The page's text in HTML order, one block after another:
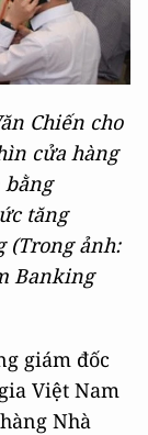
Chiến cho
cửa hàng
bằng
tăng
(Trong ảnh:
Banking
giám đốc
Việt Nam
Nhà